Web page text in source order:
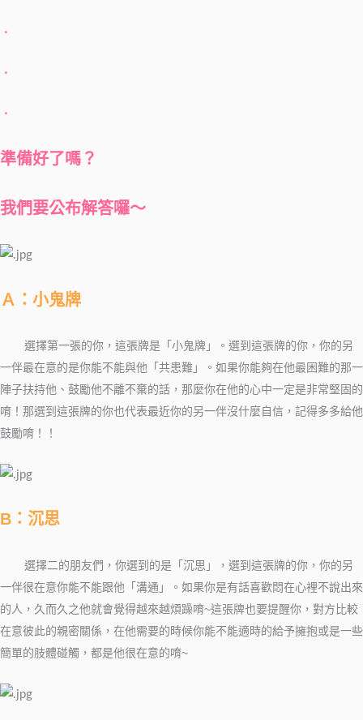
．
．
．
準備好了嗎？
我們要公布解答囉～
Ａ：小鬼牌
選擇第一張的你， 這張牌是「小鬼牌」。選到這張牌的你，你的另
一伴最在意的是你能不能與他「共患難」。如果你能夠在他最困難的那一
陣子扶持他、鼓勵他不離不棄的話，那麼你在他的心中一定是非常堅固的
唷！那選到這張牌的你也代表最近你的另一伴沒什麼自信，記得多多給他
鼓勵唷！！
B：沉思
選擇二的朋友們， 你選到的是「沉思」，選到這張牌的你，你的另
一伴很在意你能不能跟他「溝通」。如果你是有話喜歡悶在心裡不說出來
的人，久而久之他就會覺得越來越煩躁唷~這張牌也要提醒你，對方比較
在意彼此的親密關係，在他需要的時候你能不能適時的給予擁抱或是一些
簡單的肢體碰觸，都是他很在意的唷~